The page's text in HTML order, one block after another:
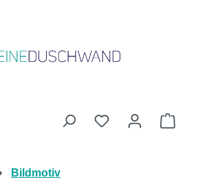
Du hast 0
Bildmotiv